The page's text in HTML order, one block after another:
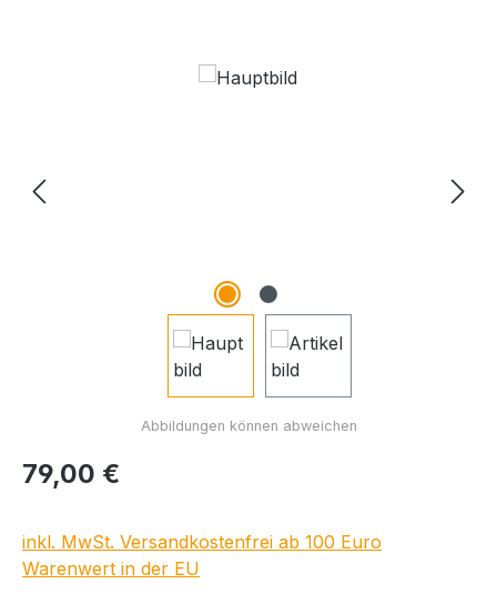
Bildergalerie überspringen
Regulärer Preis:
79,00 €
inkl. MwSt. Versandkostenfrei ab 100 Euro
Warenwert in der EU